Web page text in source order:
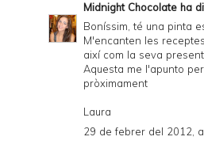
Midnight Chocolate ha
Boníssim, té una pinta
M'encanten les
així com la seva
Aquesta me l'apunto
pròximament
Laura
29 de febrer del 2012,